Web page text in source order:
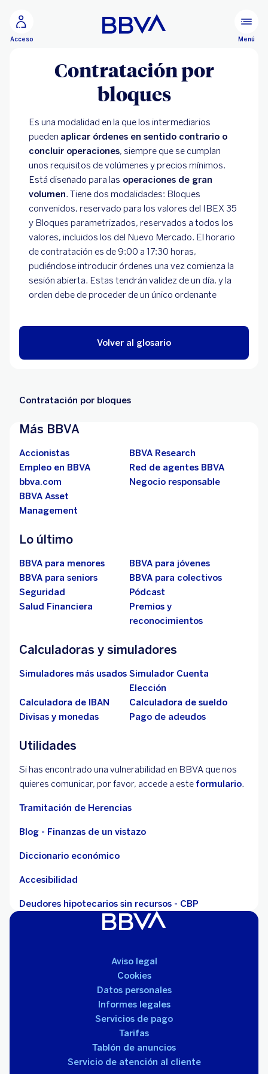
Acceso Menú
Contratación por
bloques
Es una modalidad en la que los intermediarios
pueden aplicar órdenes en sentido contrario o
concluir operaciones, siempre que se cumplan
unos requisitos de volúmenes y precios mínimos.
Está diseñado para las operaciones de gran
volumen. Tiene dos modalidades: Bloques
convenidos, reservado para los valores del IBEX 35
y Bloques parametrizados, reservados a todos los
valores, incluidos los del Nuevo Mercado. El horario
de contratación es de 9:00 a 17:30 horas,
pudiéndose introducir órdenes una vez comienza la
sesión abierta. Estas tendrán validez de un día, y la
orden debe de proceder de un único ordenante
Volver al glosario
Contratación por bloques
Más BBVA
Accionistas
BBVA Research
Empleo en BBVA
Red de agentes BBVA
bbva.com
Negocio responsable
BBVA Asset
Management
Lo último
BBVA para menores
BBVA para jóvenes
BBVA para seniors
BBVA para colectivos
Seguridad
Pódcast
Salud Financiera
Premios y
reconocimientos
Calculadoras y simuladores
Simuladores más usados Simulador Cuenta
Elección
Calculadora de IBAN
Calculadora de sueldo
Divisas y monedas
Pago de adeudos
Utilidades
Si has encontrado una vulnerabilidad en BBVA que nos
quieres comunicar, por favor, accede a este formulario.
Tramitación de Herencias
Blog - Finanzas de un vistazo
Diccionario económico
Accesibilidad
Deudores hipotecarios sin recursos - CBP
Aviso legal
Cookies
Datos personales
Informes legales
Servicios de pago
Tarifas
Tablón de anuncios
Servicio de atención al cliente